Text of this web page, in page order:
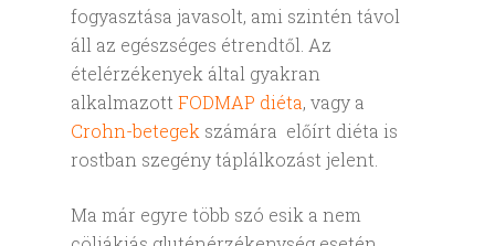
fogyasztása javasolt, ami szintén távol
áll az egészséges étrendtől. Az
ételérzékenyek által gyakran
alkalmazott FODMAP diéta, vagy a
Crohn-betegek számára előírt diéta is
rostban szegény táplálkozást jelent.
Ma már egyre több szó esik a nem